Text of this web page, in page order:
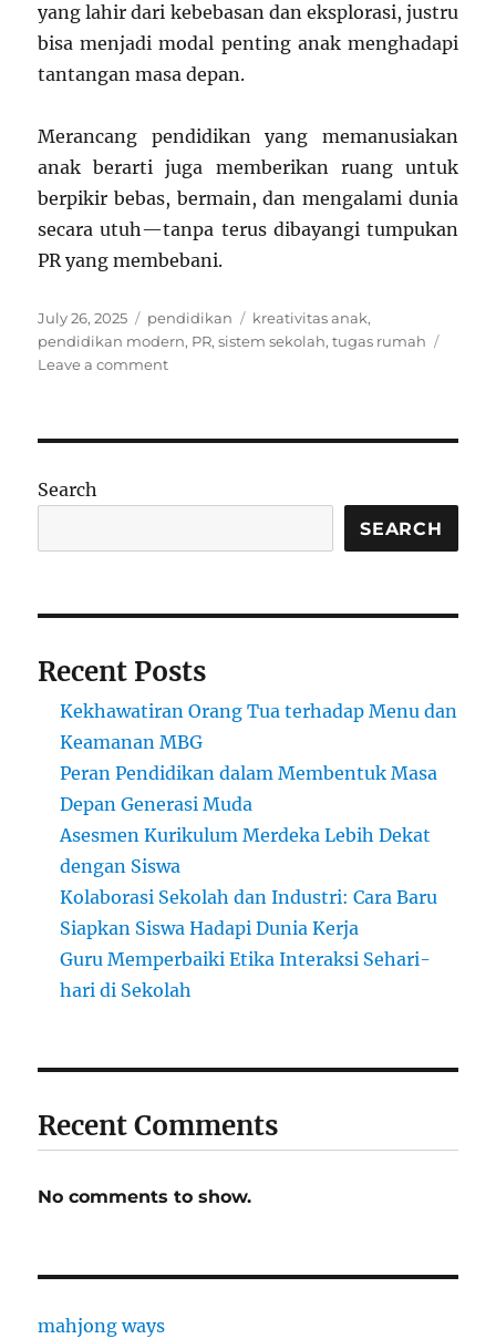
yang lahir dari kebebasan dan eksplorasi, justru
bisa menjadi modal penting anak menghadapi
tantangan masa depan.
Merancang pendidikan yang memanusiakan
anak berarti juga memberikan ruang untuk
berpikir bebas, bermain, dan mengalami dunia
secara utuh—tanpa terus dibayangi tumpukan
PR yang membebani.
Posted
on
July 26, 2025 Categories
pendidikan Tags
kreativitas anak,
pendidikan modern, PR,sistem sekolah,tugas rumah
Leave a commenton
Membunuh
Anak?
Search
SEARCH
Recent Posts
Kekhawatiran Orang Tua terhadap Menu dan
Keamanan MBG
Peran Pendidikan dalam Membentuk Masa
Depan Generasi Muda
Asesmen Kurikulum Merdeka Lebih Dekat
dengan Siswa
Kolaborasi Sekolah dan Industri: Cara Baru
Siapkan Siswa Hadapi Dunia Kerja
Guru Memperbaiki Etika Interaksi Sehari-
hari di Sekolah
Recent Comments
No comments to show.
mahjong ways